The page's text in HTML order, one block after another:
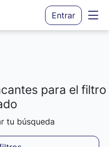
Entrar
para el filtro
tu búsqueda